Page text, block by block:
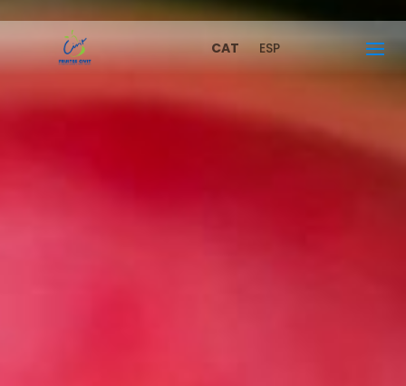
Skip to content
CAT ESP